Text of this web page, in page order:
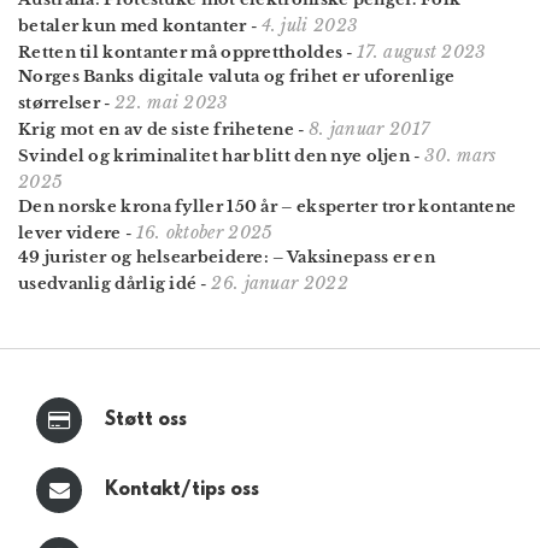
betaler kun med kontanter- 4. juli 2023
Retten til kontanter må opprettholdes -17. august 2023
Norges Banks digitale valuta og frihet er uforenlige
størrelser- 22. mai 2023
Krig mot en av de siste frihetene - 8. januar 2017
Svindel og kriminalitet har blitt den nye oljen-30. mars
2025
Den norske krona fyller 150 år – eksperter tror kontantene
lever videre - 16. oktober 2025
49 jurister og helse­arbeidere: – Vaksinepass er en
usedvanlig dårlig idé -26. januar 2022
Støtt oss
Kontakt/tips oss